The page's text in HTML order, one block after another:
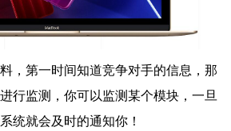
，第一时间知道竞争对手的信息，那
行监测，你可以监测某个模块，一旦
统就会及时的通知你！